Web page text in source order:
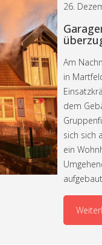
26.
Am
in
dem
sich sich
ein